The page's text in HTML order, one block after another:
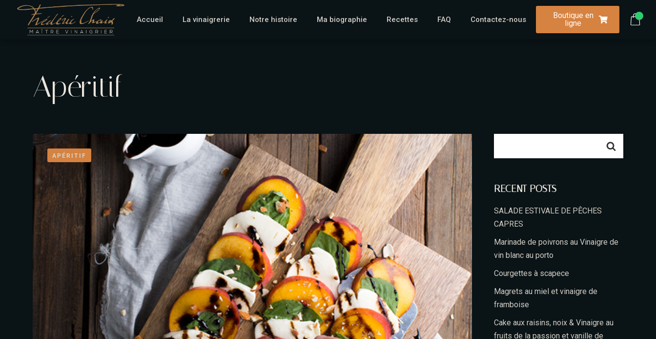
Accueil La vinaigrerie Notre histoire Ma biographie Recettes FAQ Contactez-nous
Boutique en
ligne
Apéritif
APÉRITIF
RECENT POSTS
SALADE ESTIVALE DE PÊCHES
CAPRES
Marinade de poivrons au Vinaigre de
vin blanc au porto
Courgettes à scapece
Magrets au miel et vinaigre de
framboise
Cake aux raisins, noix & Vinaigre au
fruits de la passion et vanille de